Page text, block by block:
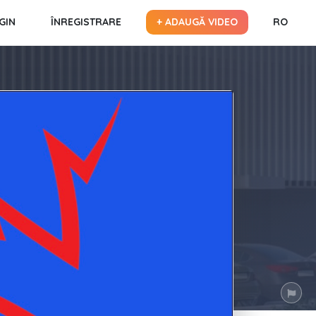
ÎNREGISTRARE + ADAUGĂ VIDEO RO